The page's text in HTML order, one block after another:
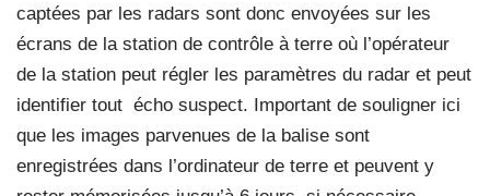
captées par les radars sont donc envoyées sur les
écrans de la station de contrôle à terre où l’opérateur
de la station peut régler les paramètres du radar et peut
identifier tout écho suspect. Important de souligner ici
que les images parvenues de la balise sont
enregistrées dans l’ordinateur de terre et peuvent y